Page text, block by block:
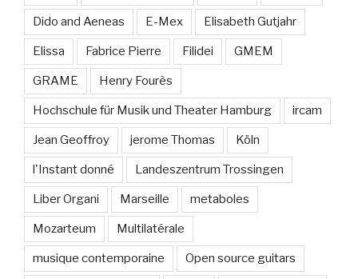
Dido and Aeneas E-Mex Elisabeth Gutjahr
Elissa Fabrice Pierre Filidei GMEM
GRAME Henry Fourès
Hochschule für Musik und Theater Hamburg ircam
Jean Geoffroy jerome Thomas Köln
l'Instant donné Landeszentrum Trossingen
Liber Organi Marseille metaboles
Mozarteum Multilatérale
musique contemporaine Open source guitars